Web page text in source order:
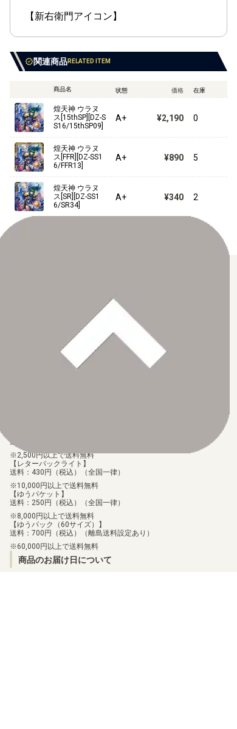
【新右衛門アイコン】
関連商品RELATED ITEM
商品名 状態 価格 在庫
煌天神 ウラヌ
ス[15thSP][DZ-S
S16/15thSP09]
A+ ¥2,190 0
煌天神 ウラヌ
ス[FFR][DZ-SS1
6/FFR13]
A+ ¥890 5
煌天神 ウラヌ
ス[SR][DZ-SS1
6/SR34]
A+ ¥340 2
各種ブランドのカードをご利用いただけます。
【Paidy（後払い/コンビニ払い）】
お支払後の在庫確保となりますため、お早めにお支払をお願いし
なお、お支払口座は、注文確認メールに記載しております。
振込手数料はお客様負担となります。
送料：100円（税込）（全国一律）
2,500円以上で送料無料
【レターパックライト】
送料：430円（税込）（全国一律）
10,000円以上で送料無料
【ゆうパケット】
送料：250円（税込）（全国一律）
8,000円以上で送料無料
【ゆうパック（60サイズ）】
送料：700円（税込）（離島送料設定あり）
60,000円以上で送料無料
商品のお届け日について